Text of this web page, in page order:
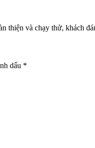
thiện và chạy thử, khách
dấu *